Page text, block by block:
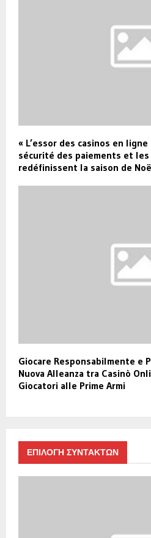
« L’essor des casinos en
sécurité des paiements et
redéfinissent la saison de
Giocare Responsabilmente e
Nuova Alleanza tra Casinò
Giocatori alle Prime Armi
ΕΠΙΛΟΓΗ ΣΥΝΤΑΚΤΩΝ